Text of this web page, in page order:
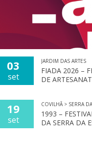
03
set
JARDIM DAS ARTES
FIADA 2026 –
DE
19
set
COVILHÃ > SERRA
1993 –
DA SERRA DA